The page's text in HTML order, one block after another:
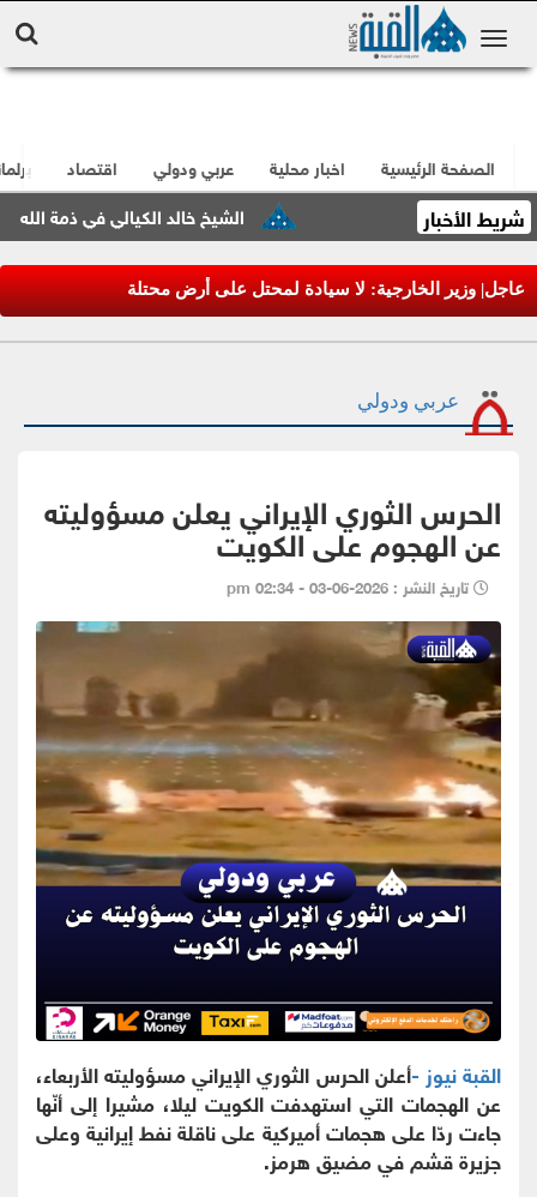
الصفحة الرئيسية اخبار محلية عربي ودولي اقتصاد
شريط الأخبار الشيخ خالد الكيالي في ذمة الله
عاجل| وزير الخارجية: لا سيادة لمحتل على أرض محتلة
عربي ودولي
الحرس الثوري الإيراني يعلن مسؤوليته
عن الهجوم على الكويت
تاريخ النشر : 2026-06-03 - 02:34 pm
القبة نيوز -أعلن الحرس الثوري الإيراني مسؤوليته الأربعاء،
عن الهجمات التي استهدفت الكويت ليلا، مشيرا إلى أنّها
جاءت ردّا على هجمات أميركية على ناقلة نفط إيرانية وعلى
جزيرة قشم في مضيق هرمز.